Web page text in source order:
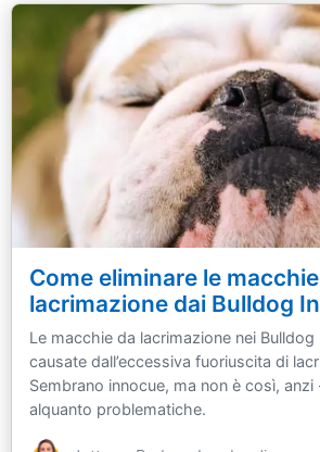
Come eliminare le
lacrimazione dai Bulldog
Le macchie da lacrimazione nei Bulldog
causate dall’eccessiva fuoriuscita di
Sembrano innocue, ma non è così,
alquanto problematiche.